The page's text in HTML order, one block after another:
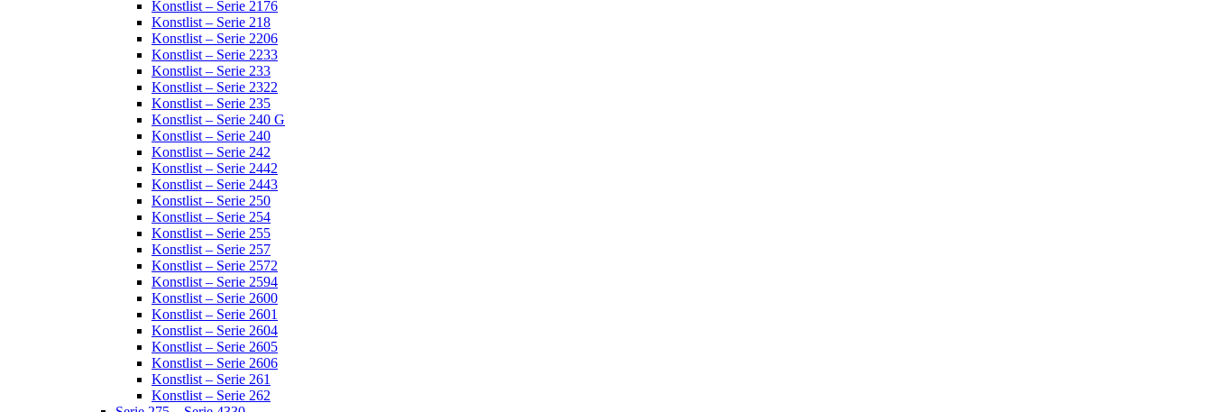
Konstlist – Serie 2176
Konstlist – Serie 218
Konstlist – Serie 2206
Konstlist – Serie 2233
Konstlist – Serie 233
Konstlist – Serie 2322
Konstlist – Serie 235
Konstlist – Serie 240 G
Konstlist – Serie 240
Konstlist – Serie 242
Konstlist – Serie 2442
Konstlist – Serie 2443
Konstlist – Serie 250
Konstlist – Serie 254
Konstlist – Serie 255
Konstlist – Serie 257
Konstlist – Serie 2572
Konstlist – Serie 2594
Konstlist – Serie 2600
Konstlist – Serie 2601
Konstlist – Serie 2604
Konstlist – Serie 2605
Konstlist – Serie 2606
Konstlist – Serie 261
Konstlist – Serie 262